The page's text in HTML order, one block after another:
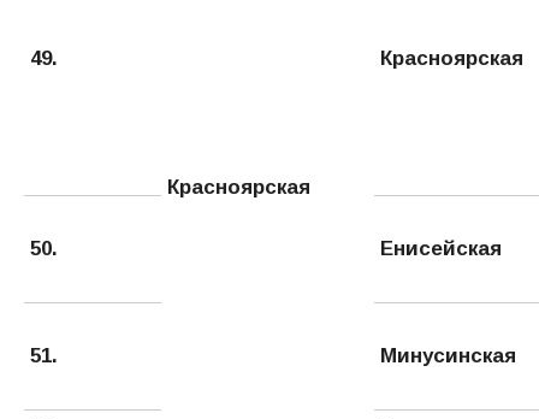
49.
Красноярская
Красноярская
50. Енисейская
51. Минусинская